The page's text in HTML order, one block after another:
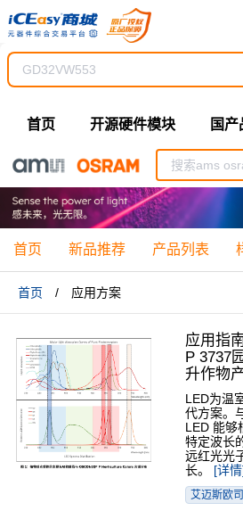
首页 开源硬件模块 国产
首页 新品推荐 产品列表
首页 / 应用方案
应用指
P 3737
升作物
LED为温
代方案。
LED 能够
特定波长
远红光光
长。 [详
艾迈斯欧